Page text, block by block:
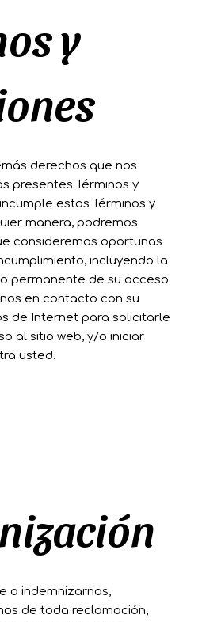
y
derechos que nos
presentes Términos y
estos Términos y
manera, podremos
consideremos oportunas
incluyendo la
permanente de su acceso
en contacto con su
de Internet para solicitarle
al sitio web, y/o iniciar
usted.
a indemnizarnos,
de toda reclamación,